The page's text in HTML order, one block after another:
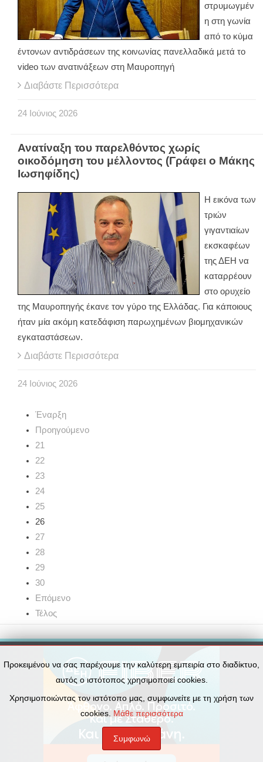
στρυμωγμέν
η στη γωνία
από το κύμα
έντονων αντιδράσεων της κοινωνίας πανελλαδικά μετά το
video των ανατινάξεων στη Μαυροπηγή
Διαβάστε Περισσότερα
24 Ιούνιος 2026
Ανατίναξη του παρελθόντος χωρίς
οικοδόμηση του μέλλοντος (Γράφει ο Μάκης
Ιωσηφίδης)
Η εικόνα των
τριών
γιγαντιαίων
εκσκαφέων
της ΔΕΗ να
καταρρέουν
στο ορυχείο
της Μαυροπηγής έκανε τον γύρο της Ελλάδας. Για κάποιους
ήταν μία ακόμη κατεδάφιση παρωχημένων βιομηχανικών
εγκαταστάσεων.
Διαβάστε Περισσότερα
24 Ιούνιος 2026
Έναρξη
Προηγούμενο
21
22
23
24
25
26
27
28
29
30
Επόμενο
Τέλος
Προκειμένου να σας παρέχουμε την καλύτερη εμπειρία στο διαδίκτυο,
αυτός ο ιστότοπος χρησιμοποιεί cookies.
Χρησιμοποιώντας τον ιστότοπο μας, συμφωνείτε με τη χρήση των
cookies. Μάθε περισσότερα
Συμφωνώ